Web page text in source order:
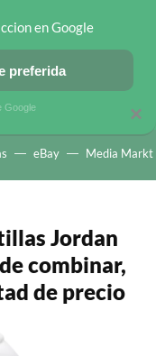
OFERTAS EN
eBay Media Markt
Jordan
combinar,
de precio
×
en Google
preferida
Google